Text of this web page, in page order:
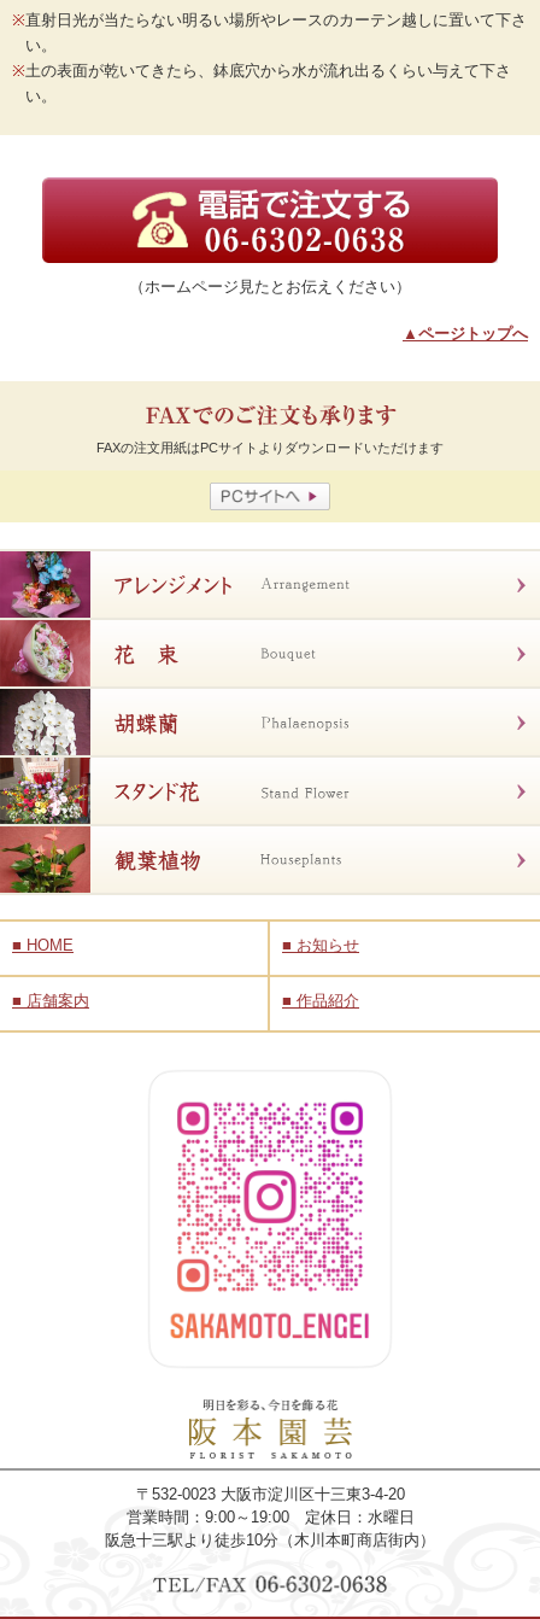
※直射日光が当たらない明るい場所やレースのカーテン越しに置いて下さ
い。
※土の表面が乾いてきたら、鉢底穴から水が流れ出るくらい与えて下さ
い。
（ホームページ見たとお伝えください）
▲ページトップへ
FAXの注文用紙はPCサイトよりダウンロードいただけます
■ HOME ■ お知らせ
■ 店舗案内 ■ 作品紹介
〒532-0023 大阪市淀川区十三東3-4-20
営業時間：9:00～19:00 定休日：水曜日
阪急十三駅より徒歩10分（木川本町商店街内）